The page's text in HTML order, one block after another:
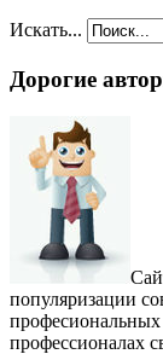
Искать...
Дорогие
популяризации
профессионалах